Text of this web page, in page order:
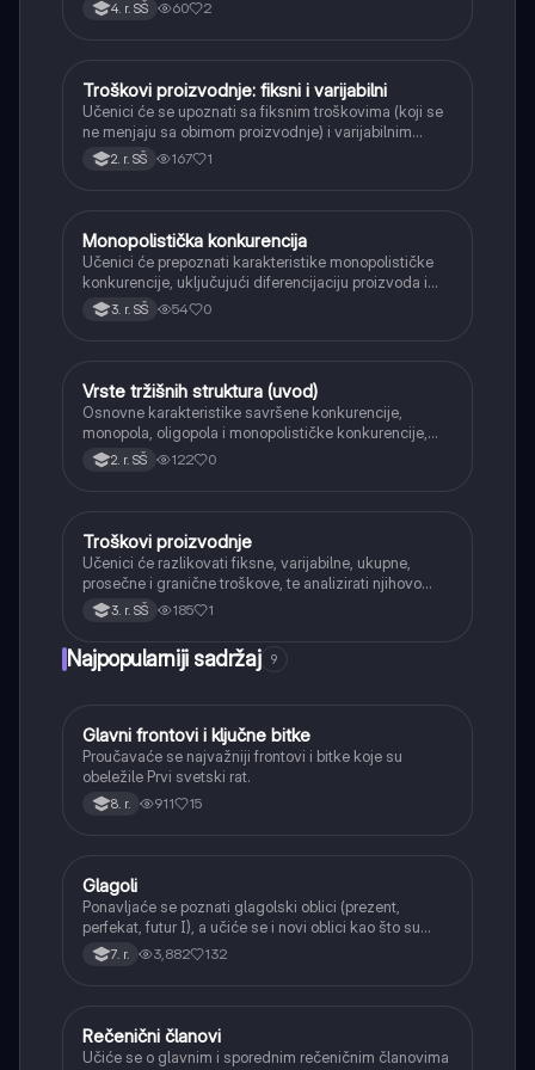
4. r. SŠ 60 2
Ekonomija
Troškovi proizvodnje: fiksni i varijabilni
Učenici će se upoznati sa fiksnim troškovima (koji se
ne menjaju sa obimom proizvodnje) i varijabilnim
troškovima (koji se menjaju), kao i ukupnim
troškovima.
2. r. SŠ 167 1
Ekonomija
Monopolistička konkurencija
Učenici će prepoznati karakteristike monopolističke
konkurencije, uključujući diferencijaciju proizvoda i
ponašanje preduzeća.
3. r. SŠ 54 0
Ekonomija
Vrste tržišnih struktura (uvod)
Osnovne karakteristike savršene konkurencije,
monopola, oligopola i monopolističke konkurencije,
kao različitih oblika tržišta.
2. r. SŠ 122 0
Ekonomija
Troškovi proizvodnje
Učenici će razlikovati fiksne, varijabilne, ukupne,
prosečne i granične troškove, te analizirati njihovo
ponašanje u kratkom i dugom roku.
3. r. SŠ 185 1
Najpopularniji sadržaj 9
Istorija
Glavni frontovi i ključne bitke
Proučavaće se najvažniji frontovi i bitke koje su
obeležile Prvi svetski rat.
8. r. 911 15
Srpski jezik
Glagoli
Ponavljaće se poznati glagolski oblici (prezent,
perfekat, futur I), a učiće se i novi oblici kao što su
aorist, imperfekat, pluskvamperfekat, futur II, kao i
glagolski prilozi i pridevi.
7. r. 3,882 132
Srpski jezik
Rečenični članovi
Učiće se o glavnim i sporednim rečeničnim članovima